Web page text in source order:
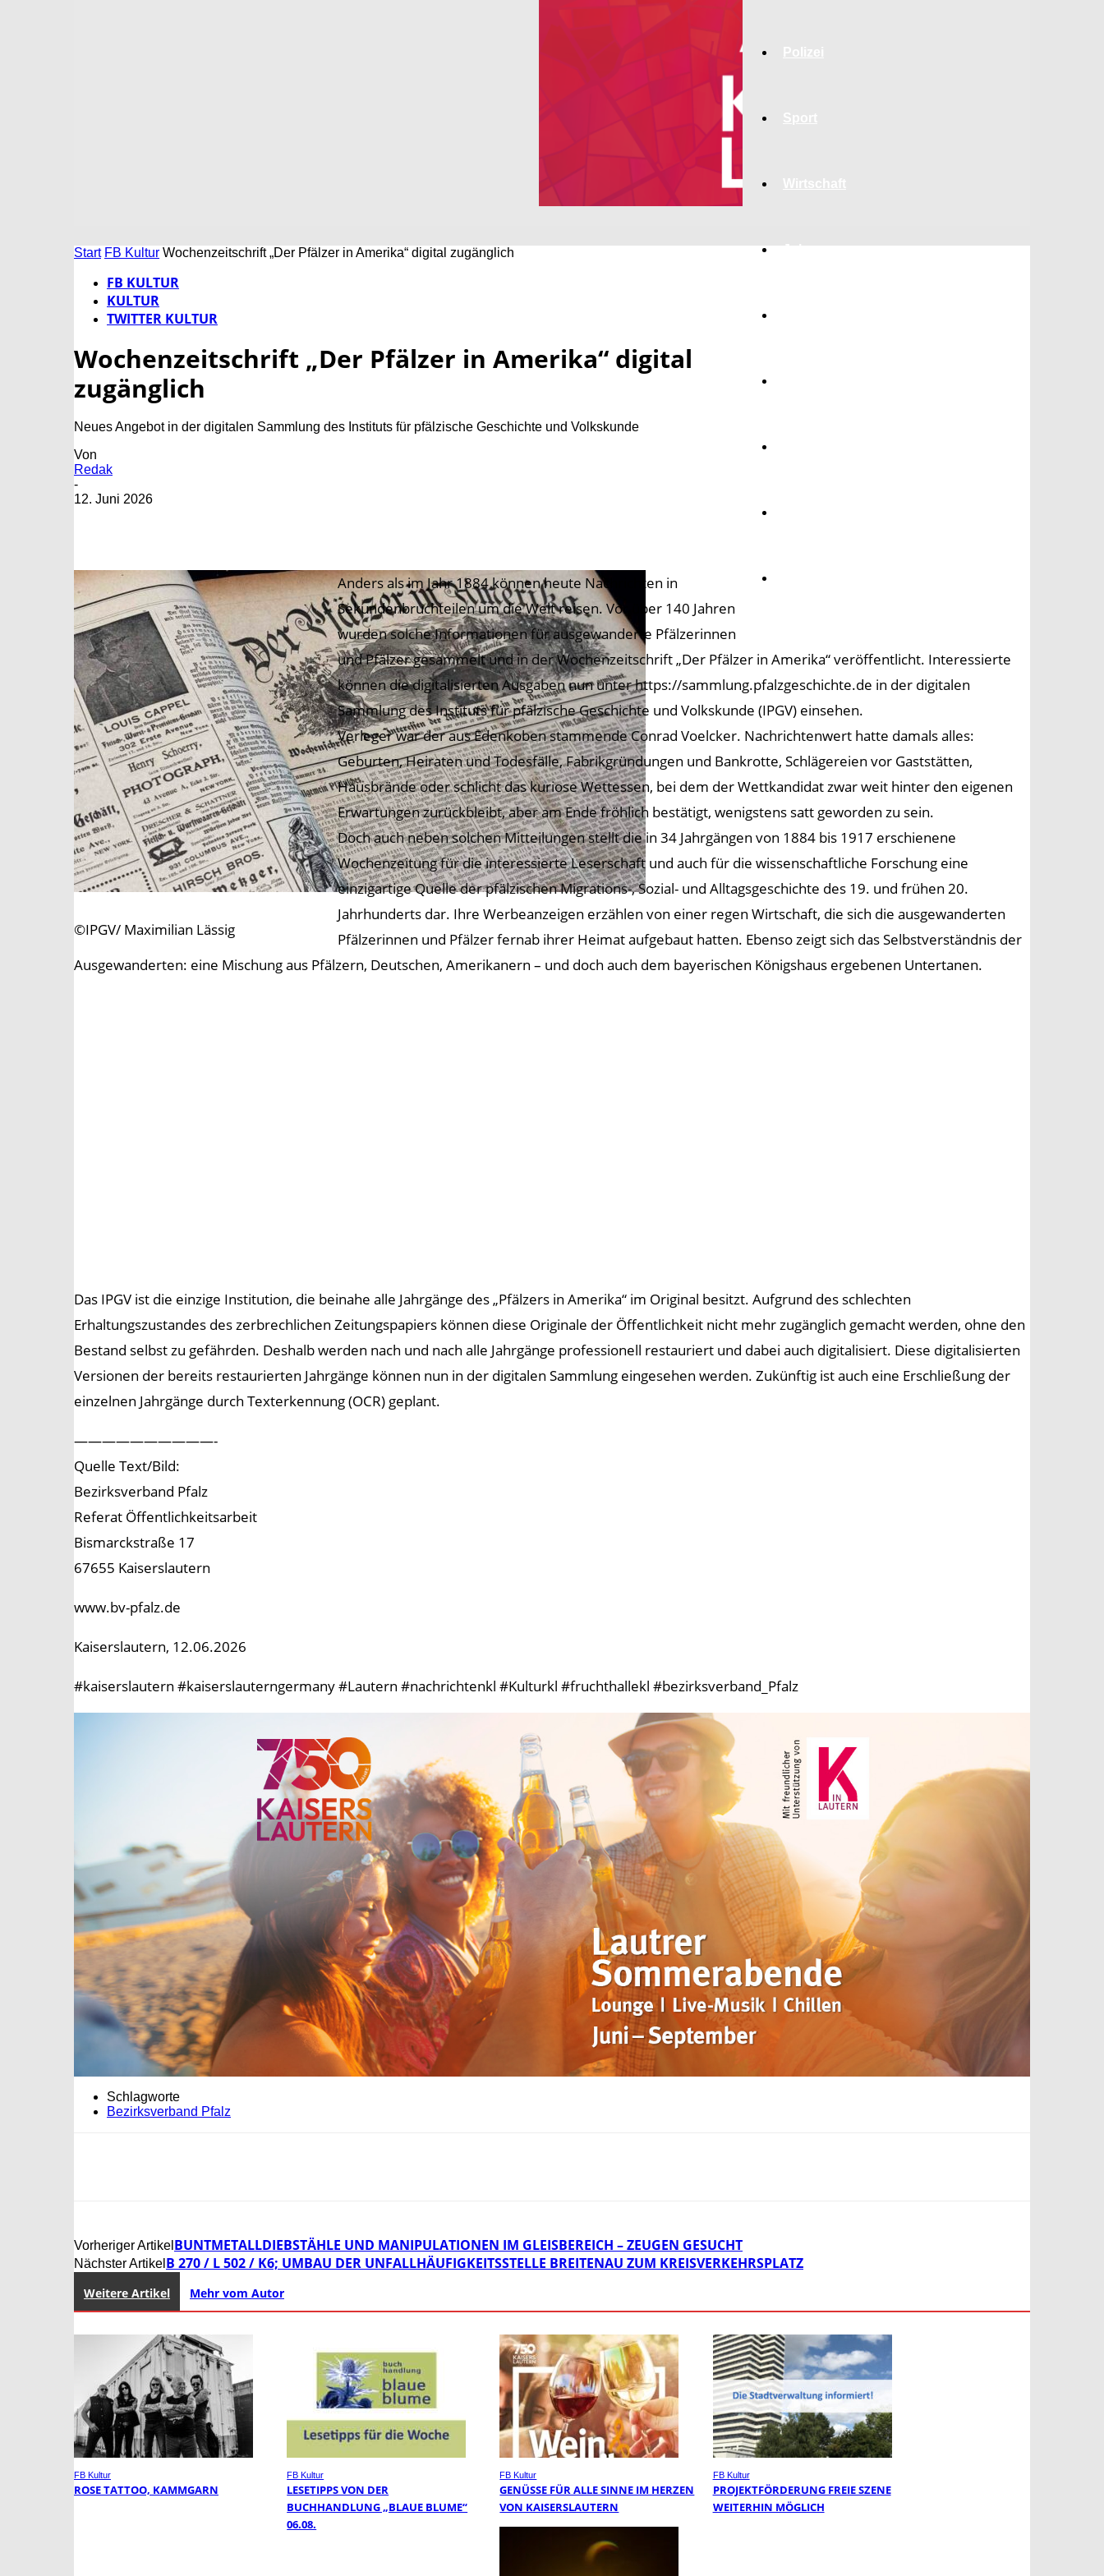
Jobs
Start FB Kultur Wochenzeitschrift „Der Pfälzer in Amerika“ digital zugänglich
FB KULTUR
KULTUR
TWITTER KULTUR
Wochenzeitschrift „Der Pfälzer in Amerika“ digital
zugänglich
Neues Angebot in der digitalen Sammlung des Instituts für pfälzische Geschichte und Volkskunde
Von
Redak
-
12. Juni 2026
©IPGV/ Maximilian Lässig
Anders als im Jahr 1884 können heute Nachrichten in
Sekundenbruchteilen um die Welt reisen. Vor über 140 Jahren
wurden solche Informationen für ausgewanderte Pfälzerinnen
und Pfälzer gesammelt und in der Wochenzeitschrift „Der Pfälzer in Amerika“ veröffentlicht. Interessierte
können die digitalisierten Ausgaben nun unter https://sammlung.pfalzgeschichte.de in der digitalen
Sammlung des Instituts für pfälzische Geschichte und Volkskunde (IPGV) einsehen.
Verleger war der aus Edenkoben stammende Conrad Voelcker. Nachrichtenwert hatte damals alles:
Geburten, Heiraten und Todesfälle, Fabrikgründungen und Bankrotte, Schlägereien vor Gaststätten,
Hausbrände oder schlicht das kuriose Wettessen, bei dem der Wettkandidat zwar weit hinter den eigenen
Erwartungen zurückbleibt, aber am Ende fröhlich bestätigt, wenigstens satt geworden zu sein.
Doch auch neben solchen Mitteilungen stellt die in 34 Jahrgängen von 1884 bis 1917 erschienene
Wochenzeitung für die interessierte Leserschaft und auch für die wissenschaftliche Forschung eine
einzigartige Quelle der pfälzischen Migrations-, Sozial- und Alltagsgeschichte des 19. und frühen 20.
Jahrhunderts dar. Ihre Werbeanzeigen erzählen von einer regen Wirtschaft, die sich die ausgewanderten
Pfälzerinnen und Pfälzer fernab ihrer Heimat aufgebaut hatten. Ebenso zeigt sich das Selbstverständnis der
Ausgewanderten: eine Mischung aus Pfälzern, Deutschen, Amerikanern – und doch auch dem bayerischen Königshaus ergebenen Untertanen.
Das IPGV ist die einzige Institution, die beinahe alle Jahrgänge des „Pfälzers in Amerika“ im Original besitzt. Aufgrund des schlechten
Erhaltungszustandes des zerbrechlichen Zeitungspapiers können diese Originale der Öffentlichkeit nicht mehr zugänglich gemacht werden, ohne den
Bestand selbst zu gefährden. Deshalb werden nach und nach alle Jahrgänge professionell restauriert und dabei auch digitalisiert. Diese digitalisierten
Versionen der bereits restaurierten Jahrgänge können nun in der digitalen Sammlung eingesehen werden. Zukünftig ist auch eine Erschließung der
einzelnen Jahrgänge durch Texterkennung (OCR) geplant.
——————————-
Quelle Text/Bild:
Bezirksverband Pfalz
Referat Öffentlichkeitsarbeit
Bismarckstraße 17
67655 Kaiserslautern
www.bv-pfalz.de
Kaiserslautern, 12.06.2026
#kaiserslautern #kaiserslauterngermany #Lautern #nachrichtenkl #Kulturkl #fruchthallekl #bezirksverband_Pfalz
Schlagworte
Bezirksverband Pfalz
Vorheriger Artikel BUNTMETALLDIEBSTÄHLE UND MANIPULATIONEN IM GLEISBEREICH – ZEUGEN GESUCHT
Nächster Artikel B 270 / L 502 / K6; UMBAU DER UNFALLHÄUFIGKEITSSTELLE BREITENAU ZUM KREISVERKEHRSPLATZ
Weitere Artikel Mehr vom Autor
FB Kultur
ROSE TATTOO, KAMMGARN
FB Kultur
LESETIPPS VON DER
BUCHHANDLUNG „BLAUE BLUME“
06.08.
FB Kultur
GENÜSSE FÜR ALLE SINNE IM HERZEN
VON KAISERSLAUTERN
FB Kultur
PROJEKTFÖRDERUNG FREIE SZENE
WEITERHIN MÖGLICH